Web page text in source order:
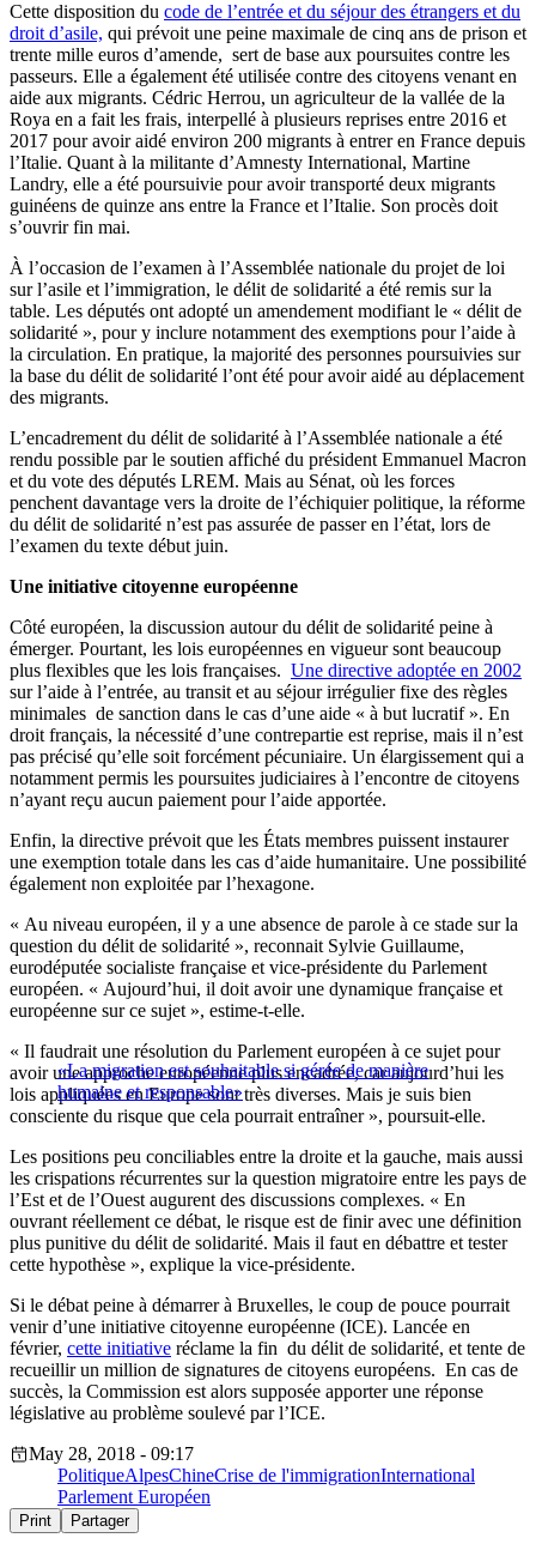
Cette disposition du code de l’entrée et du séjour des étrangers et du
droit d’asile, qui prévoit une peine maximale de cinq ans de prison et
trente mille euros d’amende, sert de base aux poursuites contre les
passeurs. Elle a également été utilisée contre des citoyens venant en
aide aux migrants. Cédric Herrou, un agriculteur de la vallée de la
Roya en a fait les frais, interpellé à plusieurs reprises entre 2016 et
2017 pour avoir aidé environ 200 migrants à entrer en France depuis
l’Italie. Quant à la militante d’Amnesty International, Martine
Landry, elle a été poursuivie pour avoir transporté deux migrants
guinéens de quinze ans entre la France et l’Italie. Son procès doit
s’ouvrir fin mai.
À l’occasion de l’examen à l’Assemblée nationale du projet de loi
sur l’asile et l’immigration, le délit de solidarité a été remis sur la
table. Les députés ont adopté un amendement modifiant le « délit de
solidarité », pour y inclure notamment des exemptions pour l’aide à
la circulation. En pratique, la majorité des personnes poursuivies sur
la base du délit de solidarité l’ont été pour avoir aidé au déplacement
des migrants.
L’encadrement du délit de solidarité à l’Assemblée nationale a été
rendu possible par le soutien affiché du président Emmanuel Macron
et du vote des députés LREM. Mais au Sénat, où les forces
penchent davantage vers la droite de l’échiquier politique, la réforme
du délit de solidarité n’est pas assurée de passer en l’état, lors de
l’examen du texte début juin.
Une initiative citoyenne européenne
Côté européen, la discussion autour du délit de solidarité peine à
émerger. Pourtant, les lois européennes en vigueur sont beaucoup
plus flexibles que les lois françaises. Une directive adoptée en 2002
sur l’aide à l’entrée, au transit et au séjour irrégulier fixe des règles
minimales de sanction dans le cas d’une aide « à but lucratif ». En
droit français, la nécessité d’une contrepartie est reprise, mais il n’est
pas précisé qu’elle soit forcément pécuniaire. Un élargissement qui a
notamment permis les poursuites judiciaires à l’encontre de citoyens
n’ayant reçu aucun paiement pour l’aide apportée.
Enfin, la directive prévoit que les États membres puissent instaurer
une exemption totale dans les cas d’aide humanitaire. Une possibilité
également non exploitée par l’hexagone.
« Au niveau européen, il y a une absence de parole à ce stade sur la
question du délit de solidarité », reconnait Sylvie Guillaume,
eurodéputée socialiste française et vice-présidente du Parlement
européen. « Aujourd’hui, il doit avoir une dynamique française et
européenne sur ce sujet », estime-t-elle.
«La migration est souhaitable si gérée de manière
humaine et responsable»
« Il faudrait une résolution du Parlement européen à ce sujet pour
avoir une approche européenne plus encadrée, car aujourd’hui les
lois appliquées en Europe sont très diverses. Mais je suis bien
consciente du risque que cela pourrait entraîner », poursuit-elle.
Les positions peu conciliables entre la droite et la gauche, mais aussi
les crispations récurrentes sur la question migratoire entre les pays de
l’Est et de l’Ouest augurent des discussions complexes. « En
ouvrant réellement ce débat, le risque est de finir avec une définition
plus punitive du délit de solidarité. Mais il faut en débattre et tester
cette hypothèse », explique la vice-présidente.
Si le débat peine à démarrer à Bruxelles, le coup de pouce pourrait
venir d’une initiative citoyenne européenne (ICE). Lancée en
février, cette initiative réclame la fin du délit de solidarité, et tente de
recueillir un million de signatures de citoyens européens. En cas de
succès, la Commission est alors supposée apporter une réponse
législative au problème soulevé par l’ICE.
May 28, 2018 - 09:17
PolitiqueAlpesChineCrise de l'immigrationInternational
Parlement Européen
Print Partager